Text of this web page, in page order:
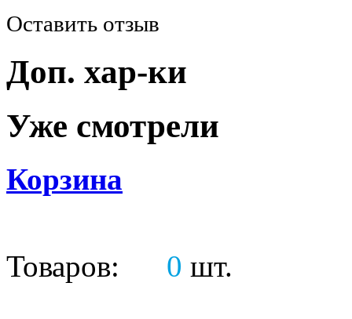
Оставить отзыв
Доп. хар-ки
Уже смотрели
Корзина
Товаров: 0 шт.